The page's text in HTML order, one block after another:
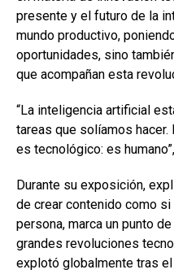
presente y el futuro de la
mundo productivo,
oportunidades, sino
que acompañan esta
“La inteligencia artificial
tareas que solíamos
es tecnológico: es
Durante su exposición,
de crear contenido como
persona, marca un punto
grandes revoluciones
explotó globalmente tras